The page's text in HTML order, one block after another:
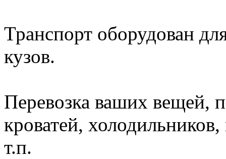
Транспорт оборудован
кузов.
Перевозка ваших вещей,
кроватей,
т.п.